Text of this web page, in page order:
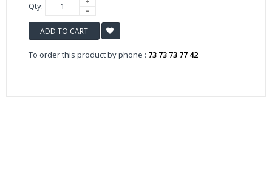
Qty:
ADD TO CART
To order this product by phone : 73 73 73 77 42